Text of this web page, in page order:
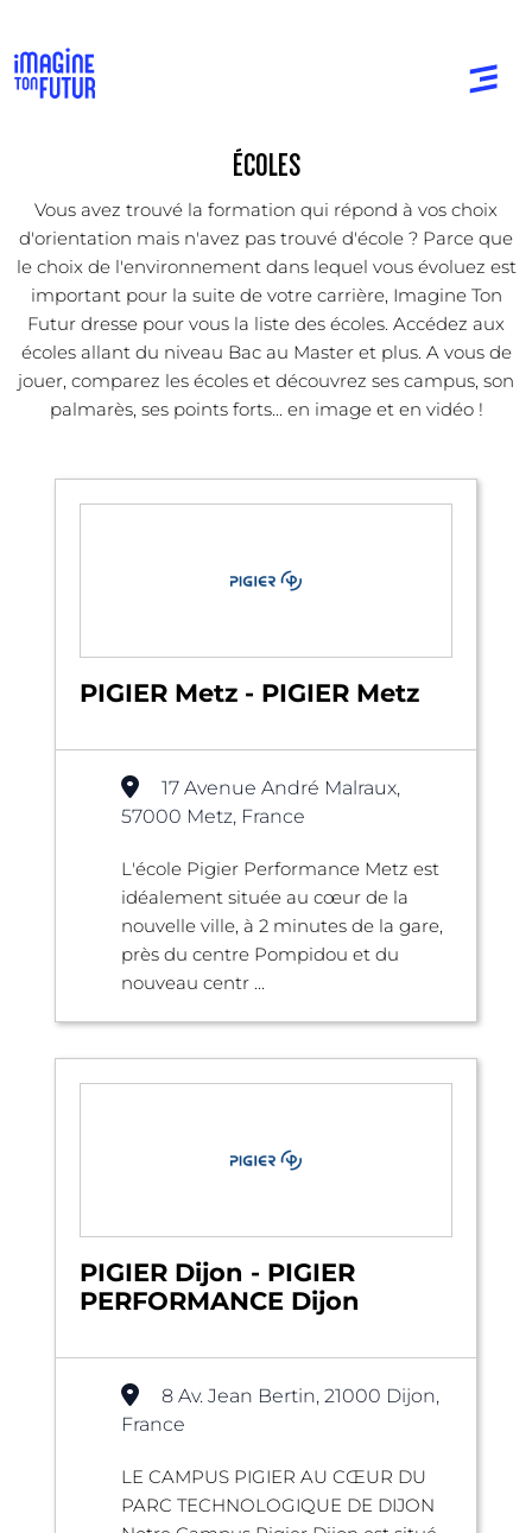
ÉCOLES
Vous avez trouvé la formation qui répond à vos choix
d'orientation mais n'avez pas trouvé d'école ? Parce que
le choix de l'environnement dans lequel vous évoluez est
important pour la suite de votre carrière, Imagine Ton
Futur dresse pour vous la liste des écoles. Accédez aux
écoles allant du niveau Bac au Master et plus. A vous de
jouer, comparez les écoles et découvrez ses campus, son
palmarès, ses points forts... en image et en vidéo !
PIGIER Metz - PIGIER Metz
17 Avenue André Malraux,
57000 Metz, France
L'école Pigier Performance Metz est
idéalement située au cœur de la
nouvelle ville, à 2 minutes de la gare,
près du centre Pompidou et du
nouveau centr ...
PIGIER Dijon - PIGIER
PERFORMANCE Dijon
8 Av. Jean Bertin, 21000 Dijon,
France
LE CAMPUS PIGIER AU CŒUR DU
PARC TECHNOLOGIQUE DE DIJON